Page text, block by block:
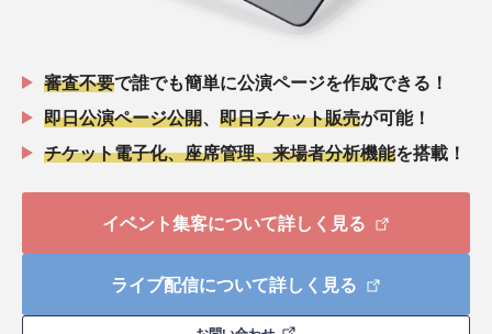
審査不要で誰でも簡単に公演ページを作成できる！
即日公演ページ公開
即日チケット販売が可能！
チケット電子化、座席管理、来場者分析機能を搭載！
イベント集客について詳しく見る
ライブ配信について詳しく見る